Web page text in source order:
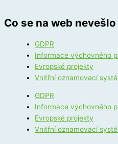
Co se na web nevešlo
GDPR
Informace výchovného
Evropské projekty
Vnitřní oznamovací
GDPR
Informace výchovného
Evropské projekty
Vnitřní oznamovací